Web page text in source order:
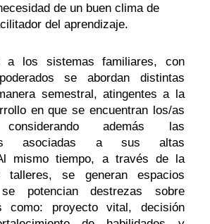
de un buen clima de
del aprendizaje.
a los sistemas familiares, con
se abordan distintas
semestral, atingentes a la
en que se encuentran los/as
considerando además las
asociadas a sus altas
mismo tiempo, a través de la
talleres, se generan espacios
potencian destrezas sobre
como: proyecto vital, decisión